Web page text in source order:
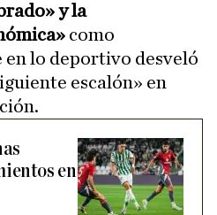
y la
como
lo deportivo desveló
escalón» en
en